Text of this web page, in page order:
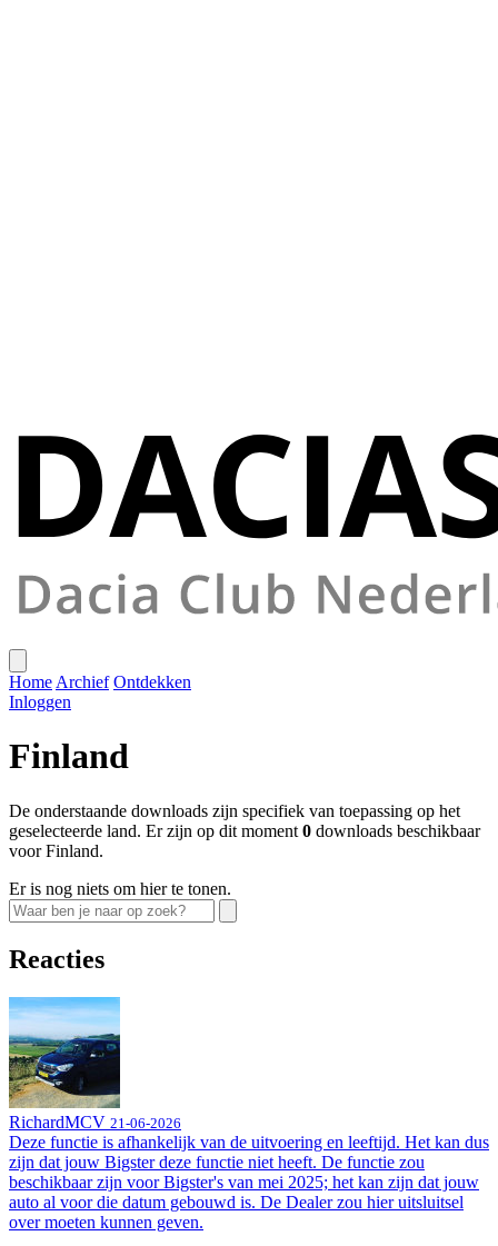
Home Archief Ontdekken
Inloggen
Finland
De onderstaande downloads zijn specifiek van toepassing op het
geselecteerde land. Er zijn op dit moment 0 downloads beschikbaar
voor Finland.
Er is nog niets om hier te tonen.
Reacties
RichardMCV 21-06-2026
Deze functie is afhankelijk van de uitvoering en leeftijd. Het kan dus
zijn dat jouw Bigster deze functie niet heeft. De functie zou
beschikbaar zijn voor Bigster's van mei 2025; het kan zijn dat jouw
auto al voor die datum gebouwd is. De Dealer zou hier uitsluitsel
over moeten kunnen geven.